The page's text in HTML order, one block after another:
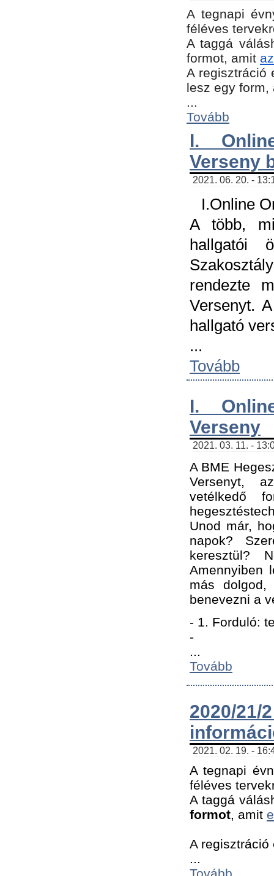
A tegnapi
féléves
A taggá
formot, amit
A regisztráció
lesz egy
...
Tovább
I.
Verseny
2021. 06. 20. -
I.Online
A több,
hallgatói
rendezte
Versenyt.
hallgató
...
Tovább
I.
Verseny
2021. 03. 11. -
A BME
Versenyt,
vetélkedő
Unod már,
napok?
keresztül?
Amennyiben
más
benevezni a
- 1. Forduló:
-
...
Tovább
2020/
2021. 02. 19. -
A tegnapi
féléves
A taggá
formot, amit
A
...